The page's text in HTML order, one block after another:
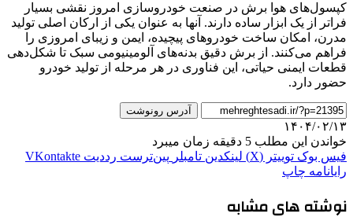
کپسول‌های هوا برش در صنعت خودروسازی امروز نقشی بسیار
فراتر از یک ابزار ساده دارند. آنها به عنوان یکی از ارکان اصلی تولید
مدرن، امکان ساخت خودروهای پیچیده، ایمن و زیبای امروزی را
فراهم می‌کنند. از برش دقیق بدنه‌های آلومینیومی سبک تا شکل‌دهی
قطعات ایمنی حیاتی، این فناوری در هر مرحله از تولید خودرو
حضور دارد.
آدرس رونوشت
۱۴۰۴/۰۲/۱۳
خواندن این مطلب 5 دقیقه زمان میبرد
فیس بوک توییتر (X) لینکدین ‫تامبلر ‫پین‌ترست ‫رددیت ‫VKontakte
رایانامه چاپ
نوشته های مشابه